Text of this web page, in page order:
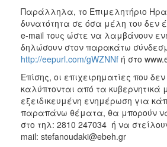
Παράλληλα, το Επιμελητήριο
δυνατότητα σε όσα μέλη του δεν
e-mail τους ώστε να λαμβάνουν
δηλώσουν στον παρακάτω
http://eepurl.com/gWZNNf ή στo
Επίσης, οι επιχειρηματίες που
καλύπτονται από τα κυβερνητικά
εξειδικευμένη ενημέρωση για
παραπάνω θέματα, θα μπορούν
στο τηλ: 2810 247034 ή να
mail: stefanoudaki@ebeh.gr